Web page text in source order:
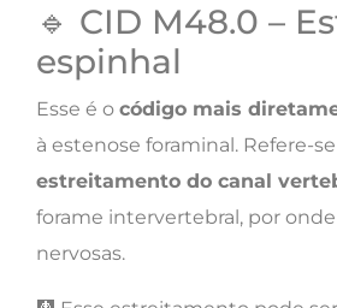
🔹 CID M48.0 –
espinhal
Esse é o código mais
à estenose foraminal. Refere-
estreitamento do canal
forame intervertebral, por onde
nervosas.